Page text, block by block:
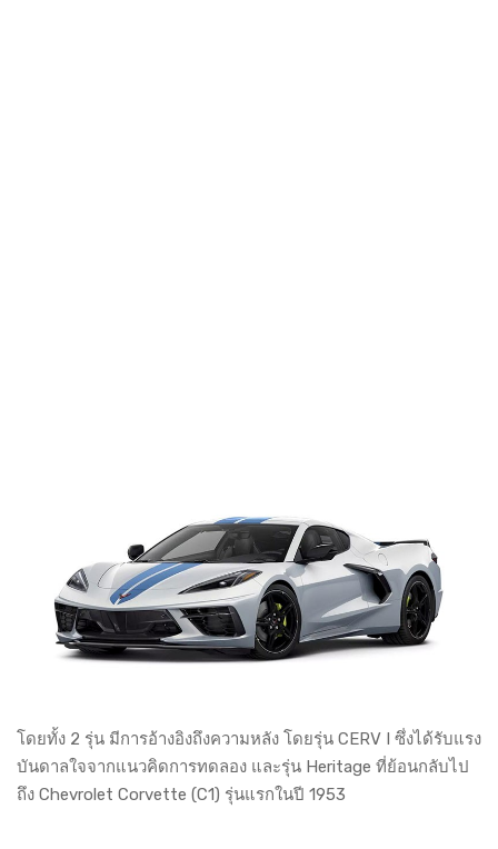
โดยทั้ง 2 รุ่น มีการอ้างอิงถึงความหลัง โดยรุ่น CERV I ซึ่งได้รับแรง
บันดาลใจจากแนวคิดการทดลอง และรุ่น Heritage ที่ย้อนกลับไป
ถึง Chevrolet Corvette (C1) รุ่นแรกในปี 1953